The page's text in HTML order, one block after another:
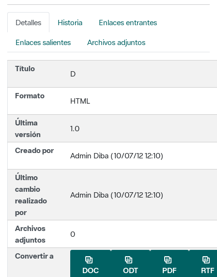
Detalles Historia Enlaces entrantes
Enlaces salientes Archivos adjuntos
Título
D
Formato
HTML
Última
versión
1.0
Creado por
Admin Diba (10/07/12 12:10)
Último
cambio
realizado
por
Admin Diba (10/07/12 12:10)
Archivos
adjuntos
0
Convertir a
DOC
ODT PDF RTF